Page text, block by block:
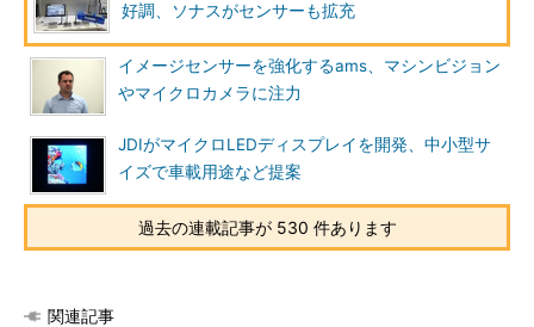
好調、ソナスがセンサーも拡充
イメージセンサーを強化するams、マシンビジョン
やマイクロカメラに注力
JDIがマイクロLEDディスプレイを開発、中小型サ
イズで車載用途など提案
過去の連載記事が 530 件あります
関連記事